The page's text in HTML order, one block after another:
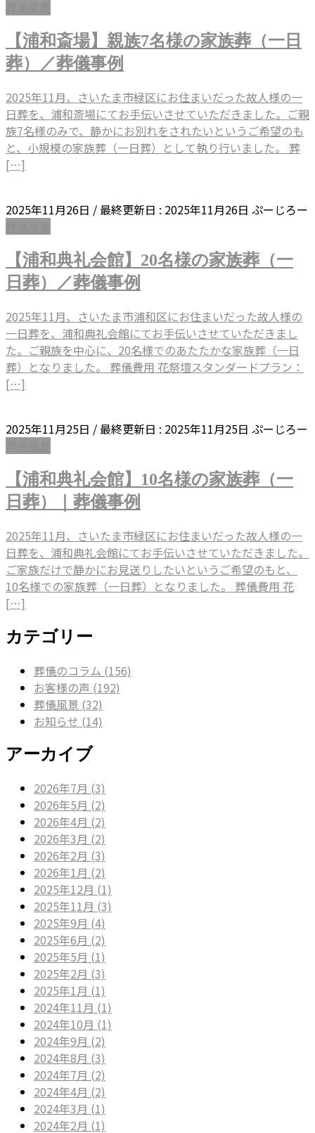
【浦和斎場】親族7名様の家族葬（一日
葬）／葬儀事例
2025年11月、さいたま市緑区にお住まいだった故人様の一
日葬を、浦和斎場にてお手伝いさせていただきました。ご親
族7名様のみで、静かにお別れをされたいというご希望のも
と、小規模の家族葬（一日葬）として執り行いました。 葬
[…]
2025年11月26日 / 最終更新日 : 2025年11月26日 ぷーじろー
【浦和典礼会館】20名様の家族葬（一
日葬）／葬儀事例
2025年11月、さいたま市浦和区にお住まいだった故人様の
一日葬を、浦和典礼会館にてお手伝いさせていただきまし
た。ご親族を中心に、20名様でのあたたかな家族葬（一日
葬）となりました。 葬儀費用 花祭壇スタンダードプラン：
[…]
2025年11月25日 / 最終更新日 : 2025年11月25日 ぷーじろー
【浦和典礼会館】10名様の家族葬（一
日葬）｜葬儀事例
2025年11月、さいたま市緑区にお住まいだった故人様の一
日葬を、浦和典礼会館にてお手伝いさせていただきました。
ご家族だけで静かにお見送りしたいというご希望のもと、
10名様での家族葬（一日葬）となりました。 葬儀費用 花
[…]
カテゴリー
葬儀のコラム (156)
お客様の声 (192)
葬儀風景 (32)
お知らせ (14)
アーカイブ
2026年7月 (3)
2026年5月 (2)
2026年4月 (2)
2026年3月 (2)
2026年2月 (3)
2026年1月 (2)
2025年12月 (1)
2025年11月 (3)
2025年9月 (4)
2025年6月 (2)
2025年5月 (1)
2025年2月 (3)
2025年1月 (1)
2024年11月 (1)
2024年10月 (1)
2024年9月 (2)
2024年8月 (3)
2024年7月 (2)
2024年4月 (2)
2024年3月 (1)
2024年2月 (1)